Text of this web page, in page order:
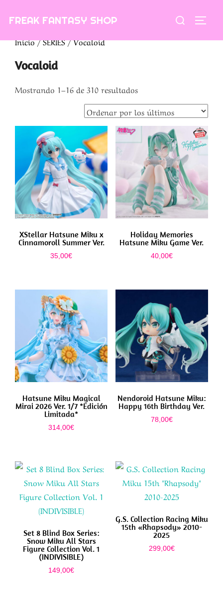
FREAK FANTASY SHOP Buscar:
Inicio/SERIES/ Vocaloid
Vocaloid
Mostrando 1–16 de 310 resultadosOrdenado
por
los
últimos
XStellar Hatsune Miku x
Cinnamoroll Summer Ver.
35,00€
Holiday Memories
Hatsune Miku Game Ver.
40,00€
Hatsune Miku Magical
Mirai 2026 Ver. 1/7 *Edición
Limitada*
314,00€
Nendoroid Hatsune Miku:
Happy 16th Birthday Ver.
78,00€
Set 8 Blind Box Series:
Snow Miku All Stars
Figure Collection Vol. 1
(INDIVISIBLE)
149,00€
G.S. Collection Racing Miku
15th «Rhapsody» 2010-
2025
299,00€